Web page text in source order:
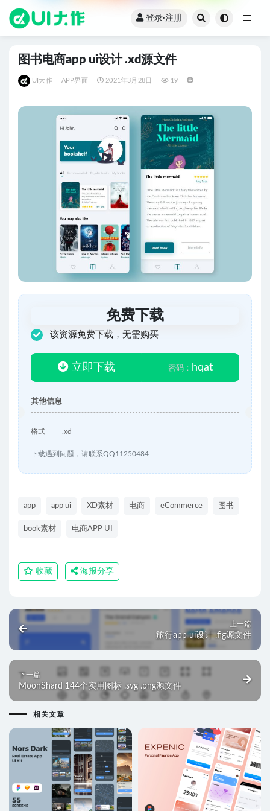
登录·注册
图书电商app ui设计 .xd源文件
UI大作 APP界面 2021年3月28日 19
免费下载
该资源免费下载，无需购买
立即下载 密码： hqat
其他信息
格式 .xd
下载遇到问题，请联系QQ11250484
app app ui XD素材 电商 eCommerce 图书
book素材 电商APP UI
收藏 海报分享
上一篇
旅行app ui设计 .fig源文件
下一篇
MoonShard 144个实用图标 .svg .png源文件
相关文章